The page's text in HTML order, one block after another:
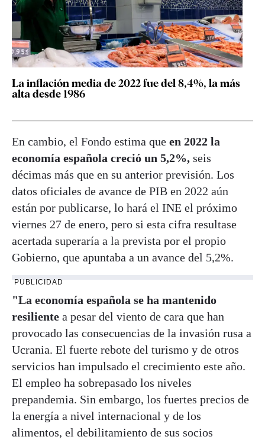
La inflación media de 2022 fue del 8,4%, la más
alta desde 1986
En cambio, el Fondo estima que en 2022 la
economía española creció un 5,2%, seis
décimas más que en su anterior previsión. Los
datos oficiales de avance de PIB en 2022 aún
están por publicarse, lo hará el INE el próximo
viernes 27 de enero, pero si esta cifra resultase
acertada superaría a la prevista por el propio
Gobierno, que apuntaba a un avance del 5,2%.
PUBLICIDAD
"La economía española se ha mantenido
resiliente a pesar del viento de cara que han
provocado las consecuencias de la invasión rusa a
Ucrania. El fuerte rebote del turismo y de otros
servicios han impulsado el crecimiento este año.
El empleo ha sobrepasado los niveles
prepandemia. Sin embargo, los fuertes precios de
la energía a nivel internacional y de los
alimentos, el debilitamiento de sus socios